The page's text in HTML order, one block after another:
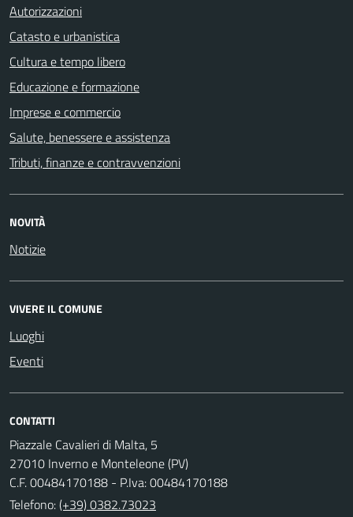
Autorizzazioni
Catasto e urbanistica
Cultura e tempo libero
Educazione e formazione
Imprese e commercio
Salute, benessere e assistenza
Tributi, finanze e contravvenzioni
NOVITÀ
Notizie
VIVERE IL COMUNE
Luoghi
Eventi
CONTATTI
Piazzale Cavalieri di Malta, 5
27010 Inverno e Monteleone (PV)
C.F. 00484170188 - P.Iva: 00484170188
Telefono:(+39) 0382.73023